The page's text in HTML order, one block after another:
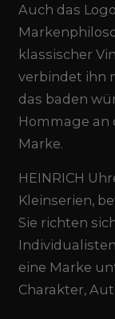
Auch das
klassischer
verbindet ihn
das baden
Hommage
Marke.
HEINRICH
Kleinserien,
Sie richten
eine Marke
Charakter,